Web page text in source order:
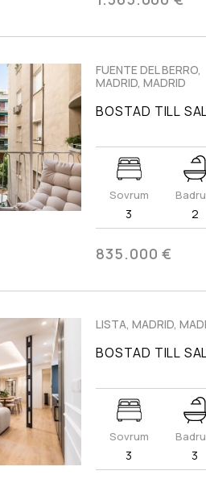
FUENTE DEL BERRO,
MADRID, MADRID
BOSTAD TILL
Sovrum
3 2
835.000 €
LISTA, MADRID,
BOSTAD TILL
Sovrum
3 3